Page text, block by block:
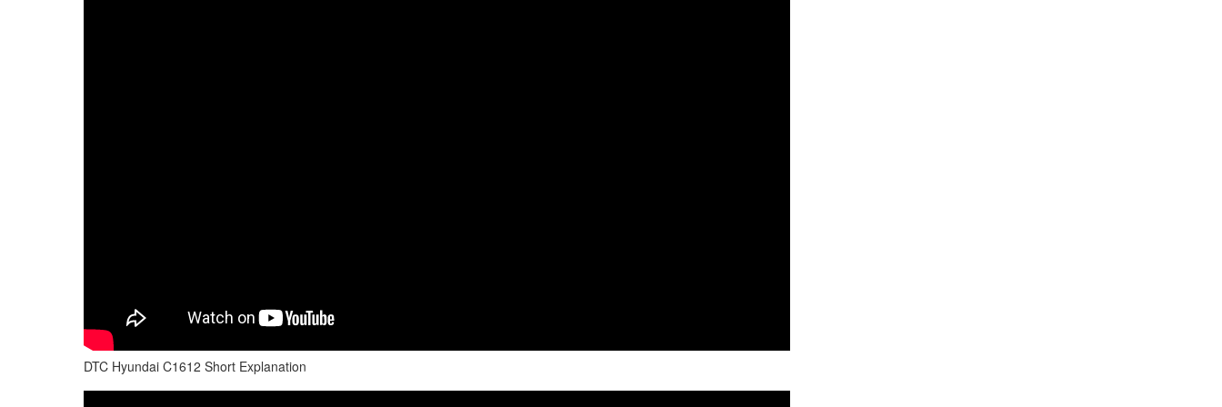
DTC Hyundai C1612 Short Explanation